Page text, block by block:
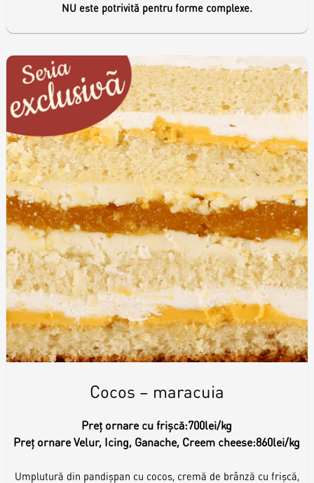
NU este potrivită pentru forme complexe.
Cocos – maracuia
Preț ornare cu frișcă:700lei/kg
Preț ornare Velur, Icing, Ganache, Creem cheese:860lei/kg
Umplutură din pandișpan cu cocos, cremă de brânză cu frișcă,